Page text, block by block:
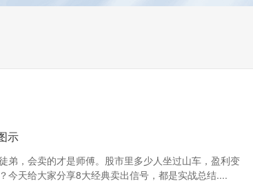
示
弟，会卖的才是师傅。股市里多少人坐过山车，盈利变
今天给大家分享8大经典卖出信号，都是实战总结....